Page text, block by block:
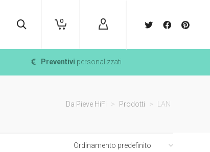
0
Preventivi personalizzati
Da Pieve HiFi > Prodotti > LAN